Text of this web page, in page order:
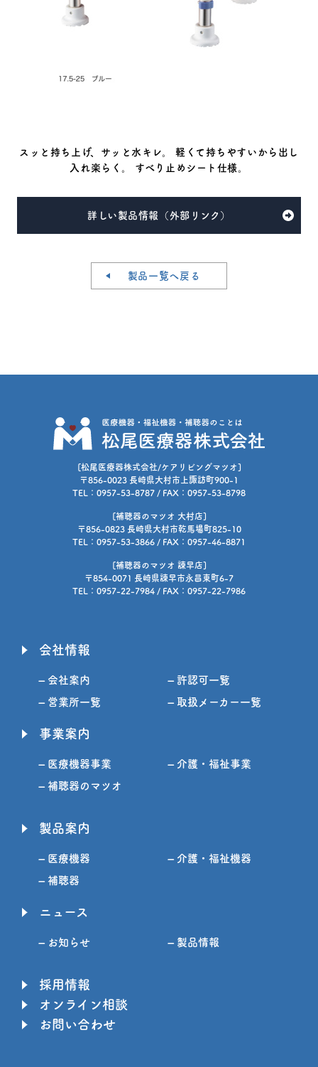
スッと持ち上げ、サッと水キレ。 軽くて持ちやすいから出し
入れ楽らく。 すべり止めシート仕様。
詳しい製品情報（外部リンク）
製品一覧へ戻る
[松尾医療器株式会社/ケアリビングマツオ]
〒856-0023 長崎県大村市上諏訪町900-1
TEL：0957-53-8787 / FAX：0957-53-8798
[補聴器のマツオ 大村店]
〒856-0823 長崎県大村市乾馬場町825-10
TEL：0957-53-3866 / FAX：0957-46-8871
[補聴器のマツオ 諫早店]
〒854-0071 長崎県諫早市永昌東町6-7
TEL：0957-22-7984 / FAX：0957-22-7986
会社情報
– 会社案内 – 許認可一覧
– 営業所一覧 – 取扱メーカー一覧
事業案内
– 医療機器事業 – 介護・福祉事業
– 補聴器のマツオ
製品案内
– 医療機器 – 介護・福祉機器
– 補聴器
ニュース
– お知らせ – 製品情報
採用情報
オンライン相談
お問い合わせ